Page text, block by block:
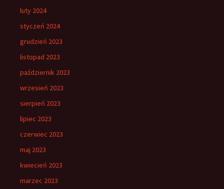
luty 2024
styczeń 2024
grudzień 2023
listopad 2023
październik 2023
wrzesień 2023
sierpień 2023
lipiec 2023
czerwiec 2023
maj 2023
kwiecień 2023
marzec 2023